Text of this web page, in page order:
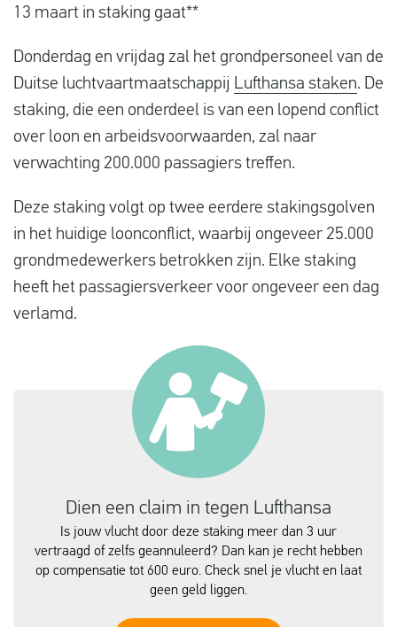
Over ons
13 maart in staking gaat**
Donderdag en vrijdag zal het grondpersoneel van de
Duitse luchtvaartmaatschappij Lufthansa staken. De
staking, die een onderdeel is van een lopend conflict
over loon en arbeidsvoorwaarden, zal naar
verwachting 200.000 passagiers treffen.
Deze staking volgt op twee eerdere stakingsgolven
in het huidige loonconflict, waarbij ongeveer 25.000
grondmedewerkers betrokken zijn. Elke staking
heeft het passagiersverkeer voor ongeveer een dag
verlamd.
Dien een claim in tegen Lufthansa
Is jouw vlucht door deze staking meer dan 3 uur
vertraagd of zelfs geannuleerd? Dan kan je recht hebben
op compensatie tot 600 euro. Check snel je vlucht en laat
geen geld liggen.